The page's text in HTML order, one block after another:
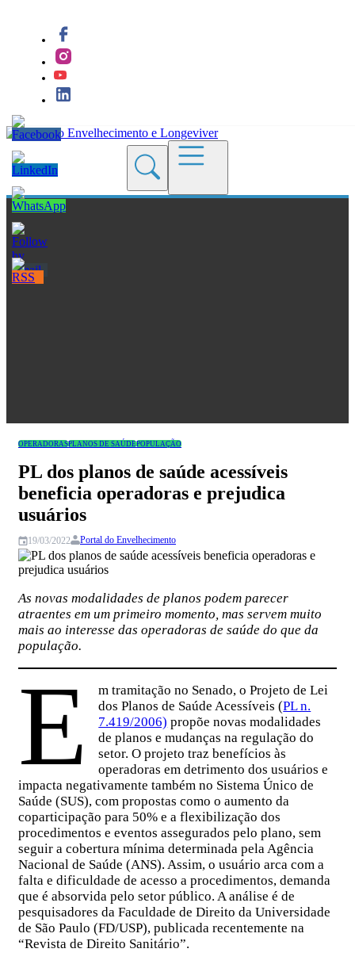
Quem Somos
OPERADORASPLANOS DE SAÚDEPOPULAÇÃO
PL dos planos de saúde acessíveis
beneficia operadoras e prejudica
usuários
19/03/2022 Portal do Envelhecimento
As novas modalidades de planos podem parecer
atraentes em um primeiro momento, mas servem muito
mais ao interesse das operadoras de saúde do que da
população.
E
m tramitação no Senado, o Projeto de Lei
dos Planos de Saúde Acessíveis (PL n.
7.419/2006) propõe novas modalidades
de planos e mudanças na regulação do
setor. O projeto traz benefícios às
operadoras em detrimento dos usuários e
impacta negativamente também no Sistema Único de
Saúde (SUS), com propostas como o aumento da
coparticipação para 50% e a flexibilização dos
procedimentos e eventos assegurados pelo plano, sem
seguir a cobertura mínima determinada pela Agência
Nacional de Saúde (ANS). Assim, o usuário arca com a
falta e dificuldade de acesso a procedimentos, demanda
que é absorvida pelo setor público. A análise é de
pesquisadores da Faculdade de Direito da Universidade
de São Paulo (FD/USP), publicada recentemente na
“Revista de Direito Sanitário”.